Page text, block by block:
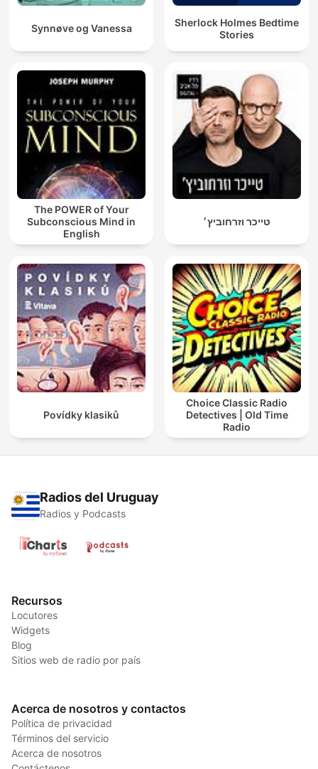
Synnøve og Vanessa
Sherlock Holmes Bedtime
Stories
The POWER of Your
Subconscious Mind in
English
טייכר וזרחוביץ׳
Povídky klasiků
Choice Classic Radio
Detectives | Old Time
Radio
Radios del Uruguay
Radios y Podcasts
Recursos
Locutores
Widgets
Blog
Sitios web de radio por país
Acerca de nosotros y contactos
Política de privacidad
Términos del servicio
Acerca de nosotros